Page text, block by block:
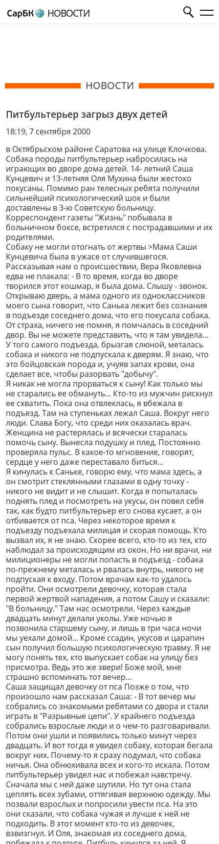
НОВОСТИ
НОВОСТИ
Питбультерьер загрыз двух детей
18:19, 7 сентября 2000
в Октябрьском районе Саратова на улице Клочкова.
Собака породы питбультерьер набросилась на
играющих во дворе дома детей. 14- летний Саша
Кунцевич и 13-летняя Оля Мухина были жестоко
покусаны. Помимо ран телесных ребята получили
сильнейший психологический шок и были
доставлены в 3-ю Советскую больницу.
Корреспондент газеты "Жизнь" побывала в
больничном боксе, встретился с пострадавшими и их
родителями.
Собаку не могли отогнать от жертвы >Мама Саши
Кунцевича была в ужасе от случившегося.
Рассказывая нам о происшествии, Вера Яковлевна
едва не плакала: - В то время, когда во дворе
творился этот кошмар, я была дома. Слышу - звонок.
Открываю дверь, а мама одного из одноклассников
моего сына говорит, что Санька лежит без сознания
в подъезде соседнего дома, что его покусала собака.
От страха, ничего не помня, я помчалась в соседний
двор. Вы не можете представить, что я там увидела...
У того самого подъезда, брызгая слюной, металась
собака и никого не подпускала к дверям. Я знаю, что
это бойцовская порода и, учуяв запах крови, она
сделает все, чтобы разорвать "добычу".
Я никак не могла прорваться к сыну! Как только мы
не старались ее обмануть... Кто-то из мужчин рискнул
ее схватить. Пока она отвлеклась, я вбежала в
подъезд. Там на ступеньках лежал Саша. Вокруг него
люди. Слава Богу, что среди них оказалась врач.
Женщина не растерялась и всячески старалась
помочь сыну. Вынесла подушку и плед. Постоянно
проверяла пульс. В какое-то мгновение, говорят,
сердце у него даже переставало биться...
Я кинулась к Саньке, говорю ему, что мама здесь, а
он смотрит стеклянными глазами в одну точку -
никого не видит и не слышит. Когда я попыталась
поднять плед и посмотреть на укусы, он повел себя
так, как будто питбультерьер его снова кусает, а он
отбивается от пса. Через некоторое время к
подъезду подъехала милицая и скорая помощь. Кто
вызвал их, я не знаю. Скорее всего, кто-то из тех, кто
наблюдал за происходящим из окон. Но ни врачи, ни
милиционеры не могли попасть в подъезд - собака
по-прежнему металась и рвалась внутрь, никого не
подпуская к входу. Потом врачам как-то удалось
пройти. Они осмотрели девочку, которая стала
первой жертвой нападения, а потом Сашу и сказали:
"В больницу." Там нас осмотрели. Через каждые
двадцать минут делали уколы. Уже ночью я
позвонила старшему сыну, и лишь в три часа ночи
мы уехали домой... Кроме ссадин, укусов и царапин
сын получил большую психологическую травму. Я не
могу понять тех, кто выпускает собак на улицу без
присмотра. Ведь это же звери! Боже мой, мне
страшно вспоминать тот вечер...
Саша защищал девочку от пса Позже о том, что
произошло нам рассказал Саша: - В тот вечер мы
собрались со знакомыми ребятами со двора и стали
играть в "Разрывные цепи". У крайнего подъезда
собрались взрослые люди и о чем-то разговаривали.
Потом они ушли и появились только минут через
двадцать. И вот тогда я увидел собаку, которая бегала
вокруг них. Почему-то я сразу подумал, что собака
ничья. Она обнюхивала всех и кого-то искала. Потом
питбультерьер увидел нас и побежал навстречу.
Сначала мы с ней даже шутили. Но тут она стала
цеплять всех зубами, оттягивая верхнюю одежду. Мы
позвали взрослых и попросили увести пса. На это
они сказали, что собака чужая и лучше к ней не
подходить. В этот момент кто-то из девочек,
взвизгнул. И Оля, знакомая из соседнего дома,